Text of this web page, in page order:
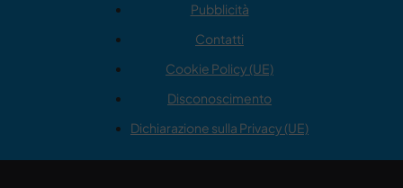
Pubblicità
Contatti
Cookie Policy (UE)
Disconoscimento
Dichiarazione sulla Privacy (UE)